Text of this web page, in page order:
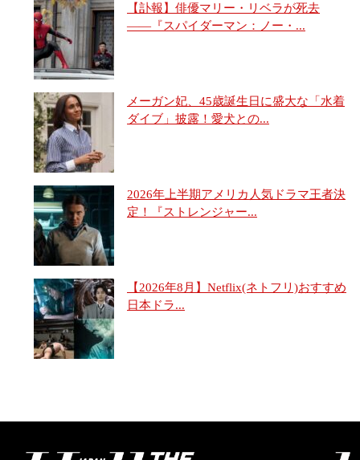
【訃報】俳優マリー・リベラが死去
――『スパイダーマン：ノー・...
メーガン妃、45歳誕生日に盛大な「水着
ダイブ」披露！愛犬との...
2026年上半期アメリカ人気ドラマ王者決
定！『ストレンジャー...
【2026年8月】Netflix(ネトフリ)おすすめ
日本ドラ...